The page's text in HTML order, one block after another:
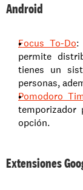
Android
Focus To-Do:
permite
tienes un
personas,
Pomodoro
opción.
Extensiones